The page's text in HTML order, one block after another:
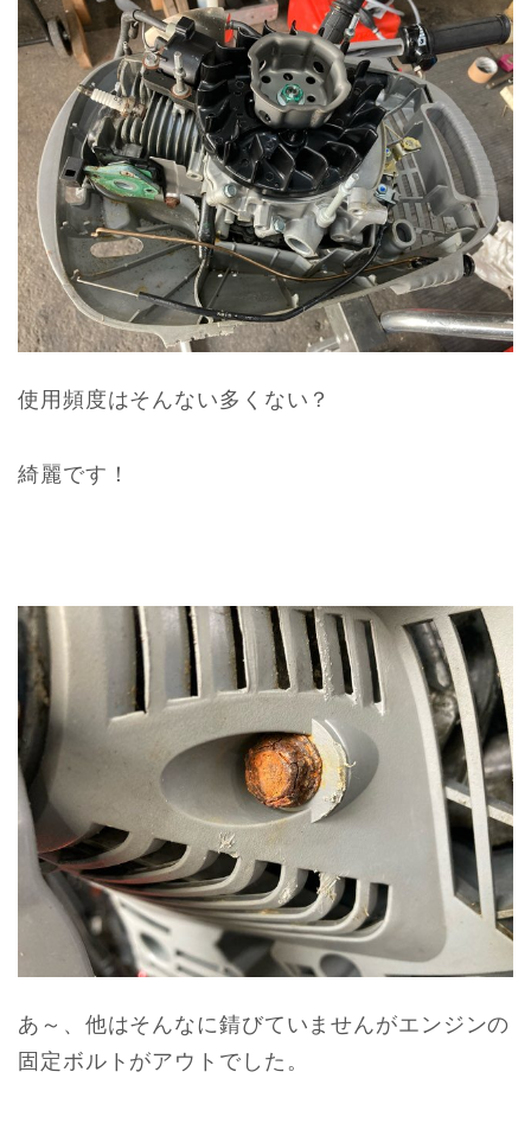
使用頻度はそんない多くない？
綺麗です！
あ～、他はそんなに錆びていませんがエンジンの
固定ボルトがアウトでした。